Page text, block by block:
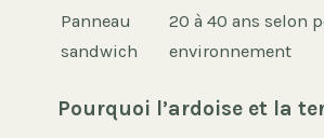
Panneau
sandwich
20 à 40 ans selon
environnement
Pourquoi l’ardoise et la